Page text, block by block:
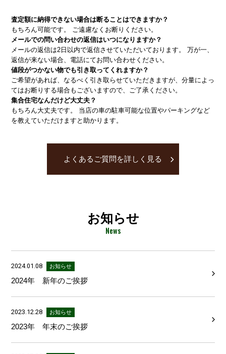
査定額に納得できない場合は断ることはできますか？
もちろん可能です。 ご遠慮なくお断りください。
メールでの問い合わせの返信はいつになりますか？
メールの返信は2日以内で返信させていただいております。 万が一、
返信が来ない場合、電話にてお問い合わせください。
値段がつかない物でも引き取ってくれますか？
ご希望があれば、なるべく引き取らせていただきますが、分量によっ
てはお断りする場合もございますので、ご了承ください。
集合住宅なんだけど大丈夫？
もちろん大丈夫です。 当店の車の駐車可能な位置やパーキングなど
を教えていただけますと助かります。
よくあるご質問を詳しく見る
お知らせ
News
2024.01.08 お知らせ
2024年 新年のご挨拶
2023.12.28 お知らせ
2023年 年末のご挨拶